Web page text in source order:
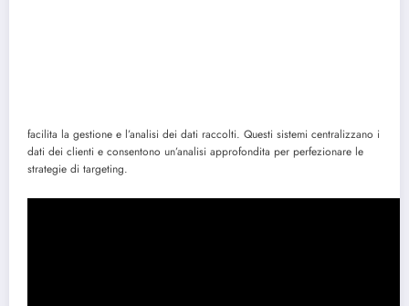
facilita la gestione e l’analisi dei dati raccolti. Questi sistemi centralizzano i
dati dei clienti e consentono un’analisi approfondita per perfezionare le
strategie di targeting.